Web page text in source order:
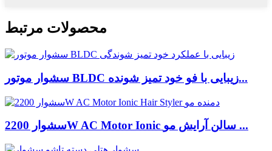
محصولات مرتبط
سشوار موتور BLDC زیبایی با فو خود تمیز شونده...
سشوار 2200W AC Motor Ionic سالن آرایش مو ...